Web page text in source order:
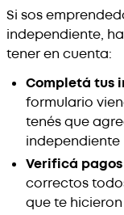
Si sos
independiente,
tener en cuenta:
Completá tus
formulario
tenés que
independiente
Verificá
correctos
que te